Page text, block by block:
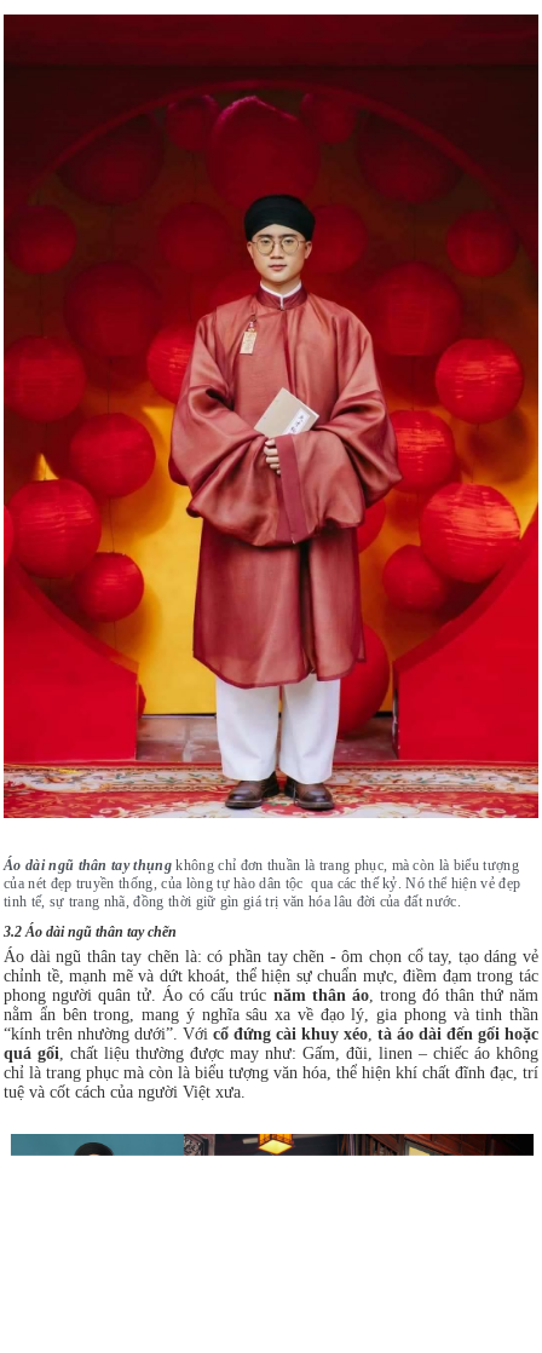
Áo dài ngũ thân tay thụng không chỉ đơn thuần là trang phục, mà còn là biểu tượng
của nét đẹp truyền thống, của lòng tự hào dân tộc qua các thế kỷ. Nó thể hiện vẻ đẹp
tinh tế, sự trang nhã, đồng thời giữ gìn giá trị văn hóa lâu đời của đất nước.
3.2 Áo dài ngũ thân tay chẽn
Áo dài ngũ thân tay chẽn là: có phần tay chẽn - ôm chọn cổ tay, tạo dáng vẻ
chỉnh tề, mạnh mẽ và dứt khoát, thể hiện sự chuẩn mực, điềm đạm trong tác
phong người quân tử. Áo có cấu trúc năm thân áo, trong đó thân thứ năm
nằm ẩn bên trong, mang ý nghĩa sâu xa về đạo lý, gia phong và tinh thần
“kính trên nhường dưới”. Với cổ đứng cài khuy xéo tà áo dài đến gối hoặc
quá gối , chất liệu thường được may như: Gấm, đũi, linen – chiếc áo không
chỉ là trang phục mà còn là biểu tượng văn hóa, thể hiện khí chất đĩnh đạc, trí
tuệ và cốt cách của người Việt xưa.